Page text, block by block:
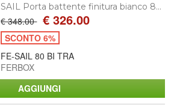
SAIL Porta battente finitura bianco 8...
€ 348.00 € 326.00
SCONTO 6%
FE-SAIL 80 BI TRA
FERBOX